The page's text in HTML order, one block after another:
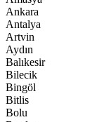
Ankara
Antalya
Artvin
Aydın
Balıkesir
Bilecik
Bingöl
Bitlis
Bolu